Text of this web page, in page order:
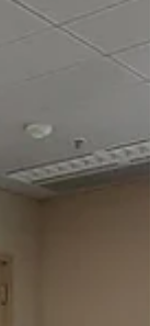
協助市民解決滲水帶來
發佈了《全面改革滲水
倡議「普及新技術，重
理，完善外判顧問的監
改革滲水辦工作，陳恒
處理樓宇滲水問題專家
在水辦設立「重案組」
重水個案，並要引入先